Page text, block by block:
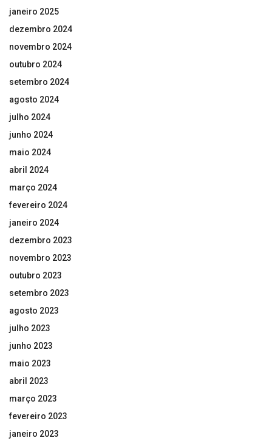
janeiro 2025
dezembro 2024
novembro 2024
outubro 2024
setembro 2024
agosto 2024
julho 2024
junho 2024
maio 2024
abril 2024
março 2024
fevereiro 2024
janeiro 2024
dezembro 2023
novembro 2023
outubro 2023
setembro 2023
agosto 2023
julho 2023
junho 2023
maio 2023
abril 2023
março 2023
fevereiro 2023
janeiro 2023